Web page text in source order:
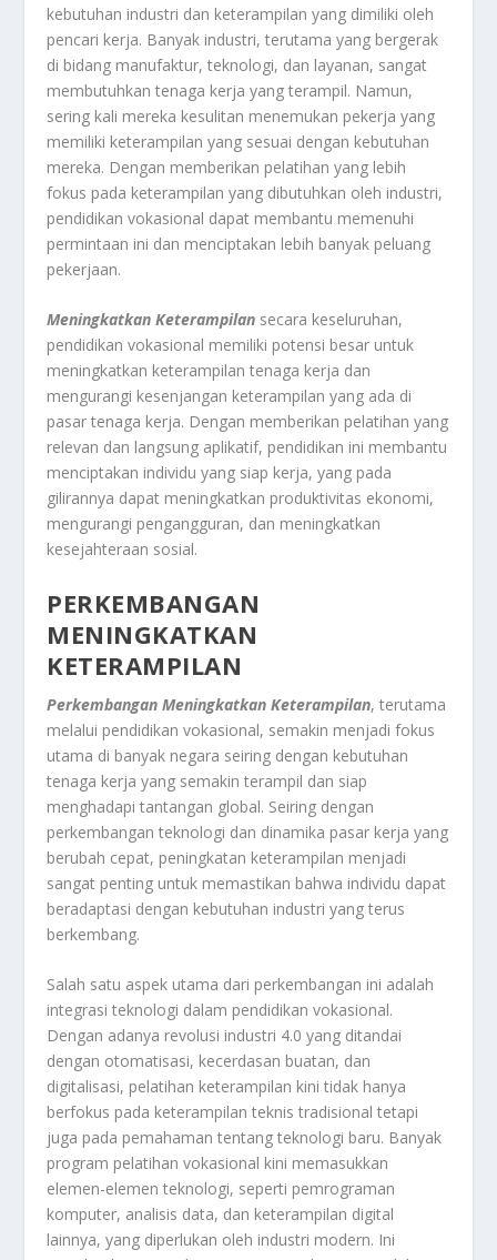
kebutuhan industri dan keterampilan yang dimiliki oleh
pencari kerja. Banyak industri, terutama yang bergerak
di bidang manufaktur, teknologi, dan layanan, sangat
membutuhkan tenaga kerja yang terampil. Namun,
sering kali mereka kesulitan menemukan pekerja yang
memiliki keterampilan yang sesuai dengan kebutuhan
mereka. Dengan memberikan pelatihan yang lebih
fokus pada keterampilan yang dibutuhkan oleh industri,
pendidikan vokasional dapat membantu memenuhi
permintaan ini dan menciptakan lebih banyak peluang
pekerjaan.
Meningkatkan Keterampilan secara keseluruhan,
pendidikan vokasional memiliki potensi besar untuk
meningkatkan keterampilan tenaga kerja dan
mengurangi kesenjangan keterampilan yang ada di
pasar tenaga kerja. Dengan memberikan pelatihan yang
relevan dan langsung aplikatif, pendidikan ini membantu
menciptakan individu yang siap kerja, yang pada
gilirannya dapat meningkatkan produktivitas ekonomi,
mengurangi pengangguran, dan meningkatkan
kesejahteraan sosial.
PERKEMBANGAN
MENINGKATKAN
KETERAMPILAN
Perkembangan Meningkatkan Keterampilan, terutama
melalui pendidikan vokasional, semakin menjadi fokus
utama di banyak negara seiring dengan kebutuhan
tenaga kerja yang semakin terampil dan siap
menghadapi tantangan global. Seiring dengan
perkembangan teknologi dan dinamika pasar kerja yang
berubah cepat, peningkatan keterampilan menjadi
sangat penting untuk memastikan bahwa individu dapat
beradaptasi dengan kebutuhan industri yang terus
berkembang.
Salah satu aspek utama dari perkembangan ini adalah
integrasi teknologi dalam pendidikan vokasional.
Dengan adanya revolusi industri 4.0 yang ditandai
dengan otomatisasi, kecerdasan buatan, dan
digitalisasi, pelatihan keterampilan kini tidak hanya
berfokus pada keterampilan teknis tradisional tetapi
juga pada pemahaman tentang teknologi baru. Banyak
program pelatihan vokasional kini memasukkan
elemen-elemen teknologi, seperti pemrograman
komputer, analisis data, dan keterampilan digital
lainnya, yang diperlukan oleh industri modern. Ini